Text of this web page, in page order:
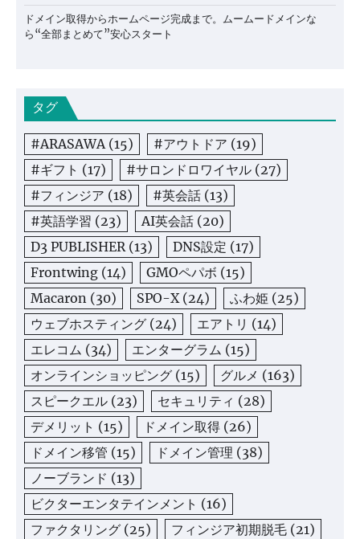
ドメイン取得からホームページ完成まで。ムームードメインな
ら“全部まとめて”安心スタート
タグ
#ARASAWA(15) #アウトドア (19)
#ギフト (17) #サロンドロワイヤル (27)
#フィンジア (18) #英会話 (13)
#英語学習 (23) AI英会話 (20)
D3 PUBLISHER(13) DNS設定 (17)
Frontwing (14) GMOペパボ (15)
Macaron (30) SPO-X(24) ふわ姫 (25)
ウェブホスティング (24) エアトリ (14)
エレコム (34) エンターグラム (15)
オンラインショッピング (15) グルメ (163)
スピークエル (23) セキュリティ (28)
デメリット (15) ドメイン取得 (26)
ドメイン移管 (15) ドメイン管理 (38)
ノーブランド (13)
ビクターエンタテインメント (16)
ファクタリング (25) フィンジア初期脱毛 (21)